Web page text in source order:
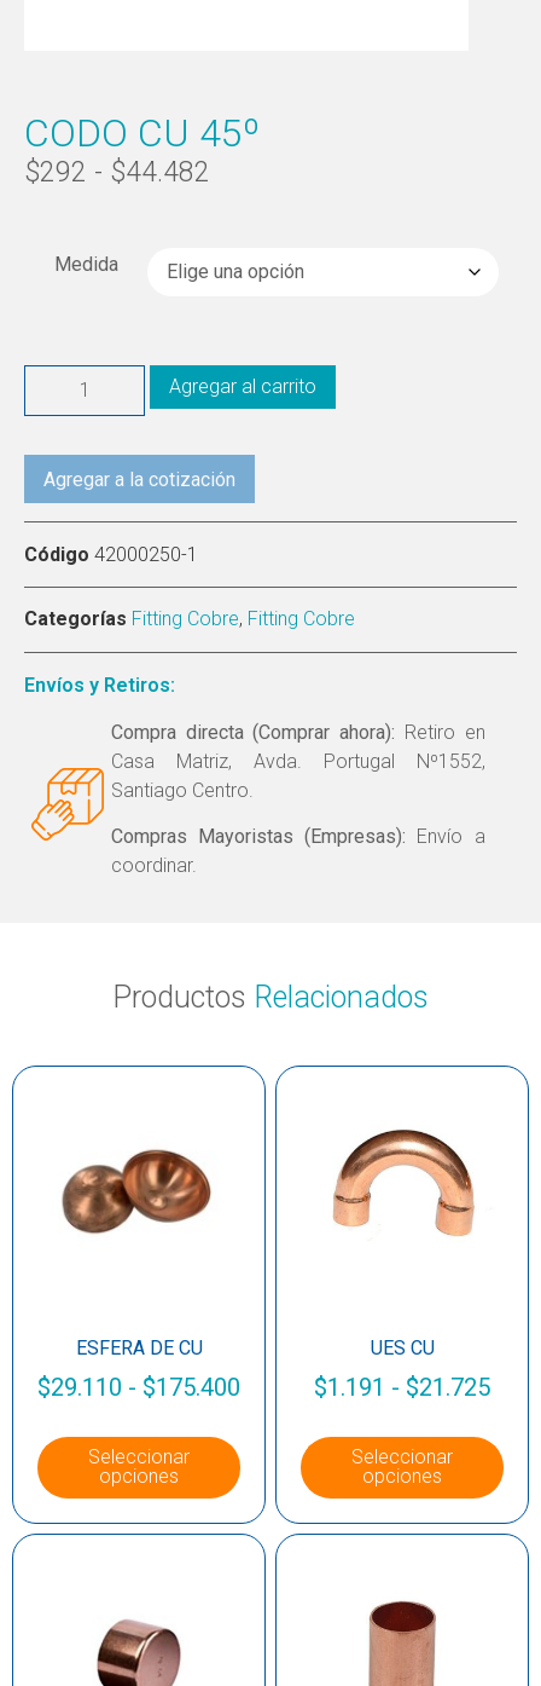
CODO CU 45º
$292 - $44.482
Medida
Agregar al carrito
Agregar a la cotización
Código 42000250-1
Categorías Fitting Cobre, Fitting Cobre
Envíos y Retiros:
Compra directa (Comprar ahora): Retiro en
Casa Matriz, Avda. Portugal Nº1552,
Santiago Centro.
Compras Mayoristas (Empresas): Envío a
coordinar.
Productos Relacionados
ESFERA DE CU
$29.110 - $175.400
Seleccionar
opciones
UES CU
$1.191 - $21.725
Seleccionar
opciones